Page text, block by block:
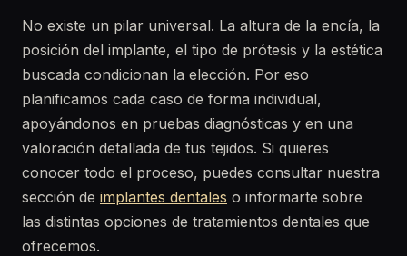
No existe un pilar universal. La altura de la encía, la
posición del implante, el tipo de prótesis y la estética
buscada condicionan la elección. Por eso
planificamos cada caso de forma individual,
apoyándonos en pruebas diagnósticas y en una
valoración detallada de tus tejidos. Si quieres
conocer todo el proceso, puedes consultar nuestra
sección de implantes dentales o informarte sobre
las distintas opciones de tratamientos dentales que
ofrecemos.